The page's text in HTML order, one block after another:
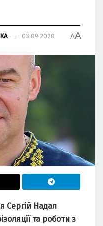
03.09.2020 AA
Сергій Надал
та роботи з